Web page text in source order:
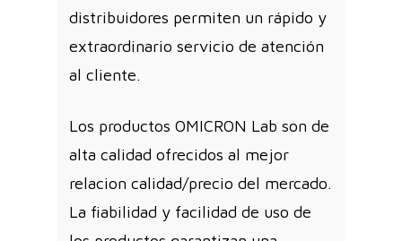
distribuidores permiten un rápido y
extraordinario servicio de atención
al cliente.
Los productos OMICRON Lab son de
alta calidad ofrecidos al mejor
relacion calidad/precio del mercado.
La fiabilidad y facilidad de uso de